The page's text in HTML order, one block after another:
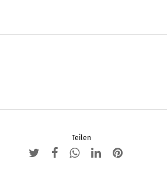
Teilen